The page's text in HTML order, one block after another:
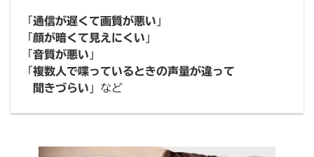
「 通信が遅くて画質が悪い 」
「 顔が暗くて見えにくい 」
「 音質が悪い 」
「 複数人で喋っているときの声量が違って
聞きづらい 」など